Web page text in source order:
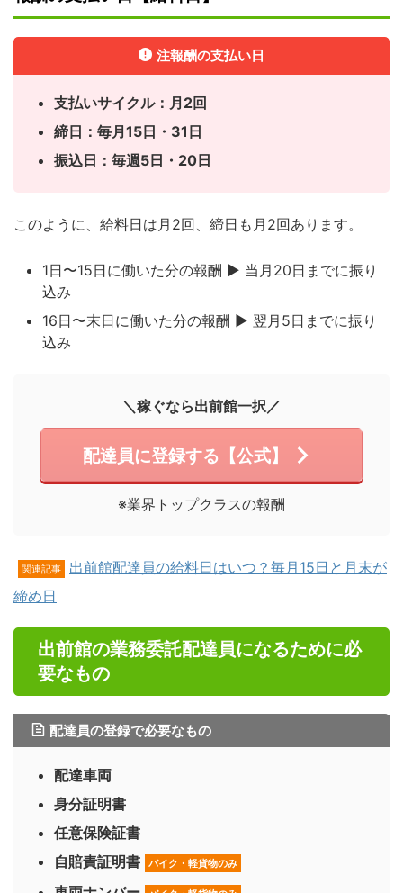
注報酬の支払い日
支払いサイクル：月2回
締日：毎月15日・31日
振込日：毎週5日・20日
このように、給料日は月2回、締日も月2回あります。
1日〜15日に働いた分の報酬 ▶︎ 当月20日までに振り
込み
16日〜末日に働いた分の報酬 ▶︎ 翌月5日までに振り
込み
＼稼ぐなら出前館一択／
配達員に登録する【公式】
※業界トップクラスの報酬
関連記事
出前館配達員の給料日はいつ？毎月15日と月末が
締め日
出前館の業務委託配達員になるために必
要なもの
配達員の登録で必要なもの
配達車両
身分証明書
任意保険証書
自賠責証明書
バイク・軽貨物のみ